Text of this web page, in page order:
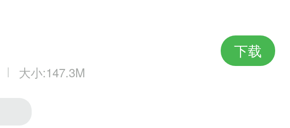
大小:147.3M
下载